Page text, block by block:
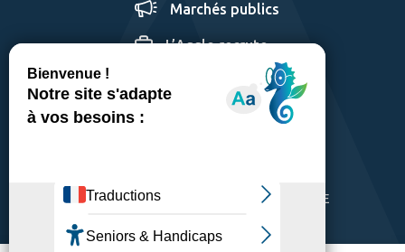
Marchés publics
L’Agglo recrute
ACCESSIBILITÉ: PARTIELLEMENT CONFORME
POLITIQUE DE CONFIDENTIALITÉ